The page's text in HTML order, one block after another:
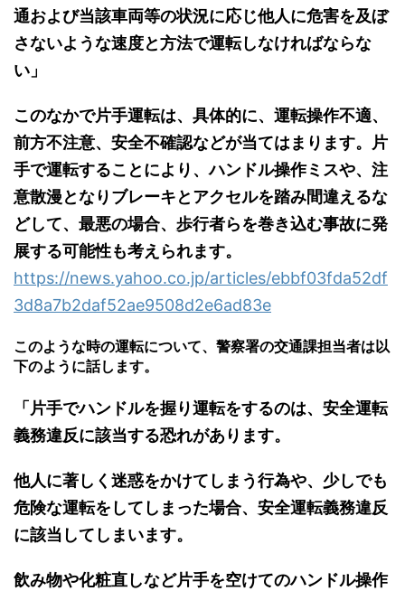
通および当該車両等の状況に応じ他人に危害を及ぼ
さないような速度と方法で運転しなければならな
い」
このなかで片手運転は、具体的に、運転操作不適、
前方不注意、安全不確認などが当てはまります。片
手で運転することにより、ハンドル操作ミスや、注
意散漫となりブレーキとアクセルを踏み間違えるな
どして、最悪の場合、歩行者らを巻き込む事故に発
展する可能性も考えられます。
https://news.yahoo.co.jp/articles/ebbf03fda52df
3d8a7b2daf52ae9508d2e6ad83e
このような時の運転について、警察署の交通課担当者は以
下のように話します。
「片手でハンドルを握り運転をするのは、安全運転
義務違反に該当する恐れがあります。
他人に著しく迷惑をかけてしまう行為や、少しでも
危険な運転をしてしまった場合、安全運転義務違反
に該当してしまいます。
飲み物や化粧直しなど片手を空けてのハンドル操作